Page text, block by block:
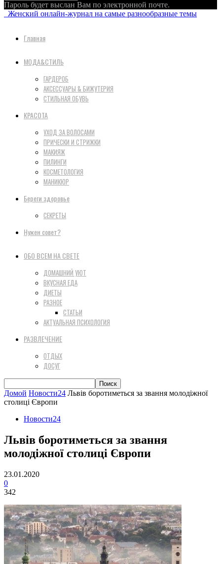
Пароль будет выслан Вам по электронной почте.
Женский онлайн-журнал на самые разнообразные темы
Главная
МОДА&СТИЛЬ
ГАРДЕРОБ
АКСЕССУАРЫ & БИЖУТЕРИЯ
СТИЛЬНАЯ ОБУВЬ
КРАСОТА
УХОД ЗА ВОЛОСАМИ
ПРИЧЕСКИ И СТРИЖКИ
МАКИЯЖ
ПИЛИНГИ
КОСМЕТОЛОГИЯ
МАНИКЮР
Береги здоровье
СЕКРЕТЫ
Нужен совет?
ОБО ВСЕМ НА СВЕТЕ
ДОМАШНИЙ УЮТ
ВКУСНАЯ ЕДА
ДИЕТЫ
РАЗНОЕ
СТАТЬИ
АКТУАЛЬНАЯ ПСИХОЛОГИЯ
РАЗВЛЕЧЕНИЕ
ОТДЫХ
ДОСУГ
Домой Новости24 Львів боротиметься за звання молодіжної
столиці Європи
Новости24
Львів боротиметься за звання
молодіжної столиці Європи
23.01.2020
0
342